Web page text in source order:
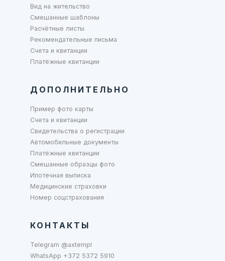
Вид на жительство
Смешанные шаблоны
Расчётные листы
Рекомендательные письма
Счета и квитанции
Платёжные квитанции
ДОПОЛНИТЕЛЬНО
Пример фото карты
Счета и квитанции
Свидетельства о регистрации
Автомобильные документы
Платёжные квитанции
Смешанные образцы фото
Ипотечная выписка
Медицинские страховки
Номер соцстрахования
КОНТАКТЫ
Telegram @axtempl
WhatsApp +372 5372 5910